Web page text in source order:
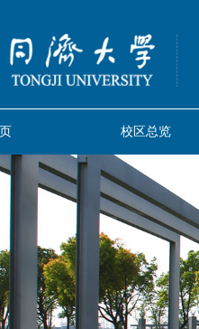
校区总览